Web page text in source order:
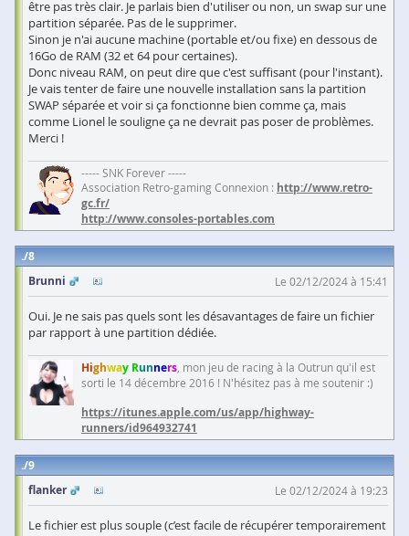
être pas très clair. Je parlais bien d'utiliser ou non, un swap sur une
partition séparée. Pas de le supprimer.
Sinon je n'ai aucune machine (portable et/ou fixe) en dessous de
16Go de RAM (32 et 64 pour certaines).
Donc niveau RAM, on peut dire que c'est suffisant (pour l'instant).
Je vais tenter de faire une nouvelle installation sans la partition
SWAP séparée et voir si ça fonctionne bien comme ça, mais
comme Lionel le souligne ça ne devrait pas poser de problèmes.
Merci !
----- SNK Forever -----
Association Retro-gaming Connexion : http://www.retro-
gc.fr/
http://www.consoles-portables.com
8
Brunni
Le 02/12/2024 à 15:41
Oui. Je ne sais pas quels sont les désavantages de faire un fichier
par rapport à une partition dédiée.
Highway Runners , mon jeu de racing à la Outrun qu'il est
sorti le 14 décembre 2016 ! N'hésitez pas à me soutenir :)
https://itunes.apple.com/us/app/highway-
runners/id964932741
9
flanker
Le 02/12/2024 à 19:23
Le fichier est plus souple (c’est facile de récupérer temporairement